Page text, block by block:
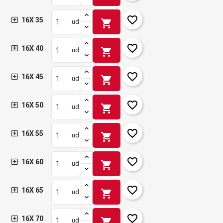
16X 35 ud shopping_cart favorite_border
16X 40 ud shopping_cart favorite_border
16X 45 ud shopping_cart favorite_border
16X 50 ud shopping_cart favorite_border
16X 55 ud shopping_cart favorite_border
16X 60 ud shopping_cart favorite_border
16X 65 ud shopping_cart favorite_border
16X 70 ud favorite_border